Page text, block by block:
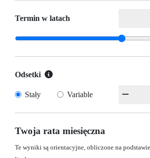
Termin w latach
Odsetki
Stały Variable
Twoja rata miesięczna
Te wyniki są orientacyjne, obliczone na